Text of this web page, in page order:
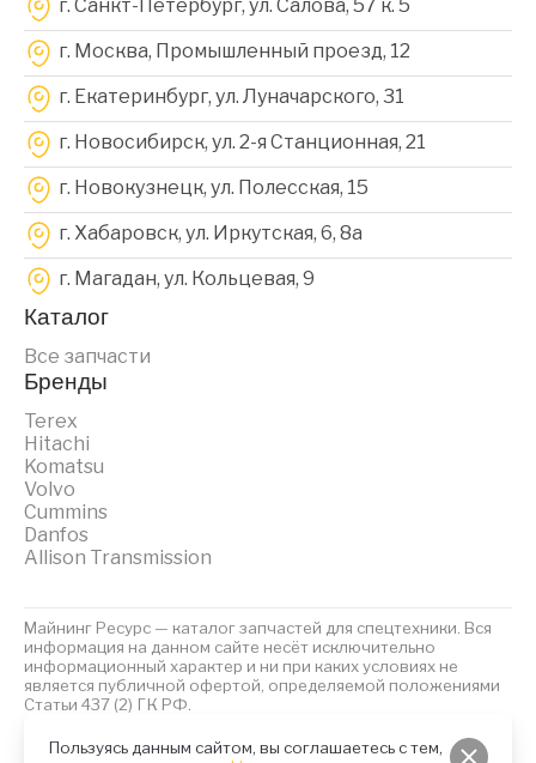
Пользуясь данным сайтом, вы соглашаетесь с тем,
г. Санкт-Петербург, ул. Салова, 57 к. 5
г. Москва, Промышленный проезд, 12
г. Екатеринбург, ул. Луначарского, 31
г. Новосибирск, ул. 2-я Станционная, 21
г. Новокузнецк, ул. Полесская, 15
г. Хабаровск, ул. Иркутская, 6, 8a
г. Магадан, ул. Кольцевая, 9
Каталог
Все запчасти
Бренды
Terex
Hitachi
Komatsu
Volvo
Cummins
Danfos
Allison Transmission
Майнинг Ресурс — каталог запчастей для спецтехники. Вся
информация на данном сайте несёт исключительно
информационный характер и ни при каких условиях не
является публичной офертой, определяемой положениями
Статьи 437 (2) ГК РФ.
Политика обработки персональных данныхФайлы Cookies